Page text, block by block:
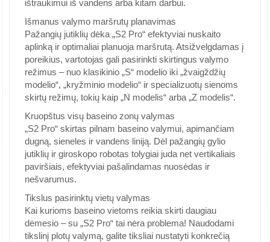
ištraukimui iš vandens arba kitam darbui.
Išmanus valymo maršrutų planavimas
Pažangių jutiklių dėka „S2 Pro“ efektyviai nuskaito
aplinką ir optimaliai planuoja maršrutą. Atsižvelgdamas į
poreikius, vartotojas gali pasirinkti skirtingus valymo
režimus – nuo klasikinio „S“ modelio iki „žvaigždžių
modelio“, „kryžminio modelio“ ir specializuotų sienoms
skirtų režimų, tokių kaip „N modelis“ arba „Z modelis“.
Kruopštus visų baseino zonų valymas
„S2 Pro“ skirtas pilnam baseino valymui, apimančiam
dugną, sieneles ir vandens liniją. Dėl pažangių gylio
jutiklių ir giroskopo robotas tolygiai juda net vertikaliais
paviršiais, efektyviai pašalindamas nuosėdas ir
nešvarumus.
Tikslus pasirinktų vietų valymas
Kai kurioms baseino vietoms reikia skirti daugiau
dėmesio – su „S2 Pro“ tai nėra problema! Naudodami
tikslinį plotų valymą, galite tiksliai nustatyti konkrečią